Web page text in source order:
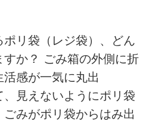
リ袋（レジ袋）、どん
か？ ごみ箱の外側に折
感が一気に丸出
見えないようにポリ袋
みがポリ袋からはみ出